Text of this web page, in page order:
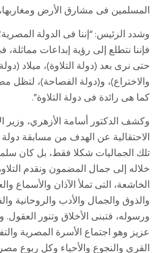
المسلمين فى مشارق الأرض ومغاربها،
وشدد الرئيس: “إننا فى الدولة المصرية؛
فإننا نتطلع إلى رؤية إبداعات مماثلة،
حتى نرى بعد (دولة التلاوة)، ميلاد (دولة
والاختراع)، و(دولة الفصاحة)، لتظل
كما هى رائدة فى دولة التلاوة”.
وكشف الدكتور أسامة الأزهري، وزير
الاحتقالية عن الهدف من مسابقة دولة
تلك الجماليات شكلا فقط، بل كان
خلاله إلى جمال المضمون ونقدم التلاوة
الخاشعة، التى تملأ الآذان والأسماع
والذوق والجمال والأدب والروحانية
ورسوله، فتبنى الأخلاق وتنور العقول.
عزيز وهو اجتماع الأسرة المصرية
القرى والنجوع والأحياء وكل ربوع